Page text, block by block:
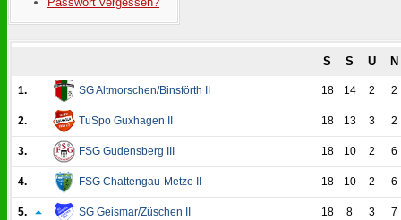
S S U N
1. SG Altmorschen/Binsförth II 18 14 2 2
2. TuSpo Guxhagen II 18 13 3 2
3. FSG Gudensberg III 18 10 2 6
4. FSG Chattengau-Metze II 18 10 2 6
5. SG Geismar/Züschen II 18 8 3 7